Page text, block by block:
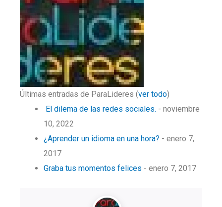
Últimas entradas de ParaLideres (ver todo)
El dilema de las redes sociales. - noviembre
10, 2022
¿Aprender un idioma en una hora? - enero 7,
2017
Graba tus momentos felices - enero 7, 2017